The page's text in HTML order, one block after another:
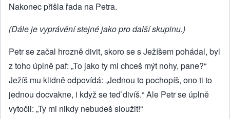
Nakonec přišla řada na Petra.
(Dále je vyprávění stejné jako pro další skupinu.)
Petr se začal hrozně divit, skoro se s Ježíšem pohádal, byl
z toho úplně paf: „To jako ty mi chceš mýt nohy, pane?“
Ježíš mu klidně odpovídá: „Jednou to pochopíš, ono ti to
jednou docvakne, i když se teď divíš.“ Ale Petr se úplně
vytočil: „Ty mi nikdy nebudeš sloužit!“